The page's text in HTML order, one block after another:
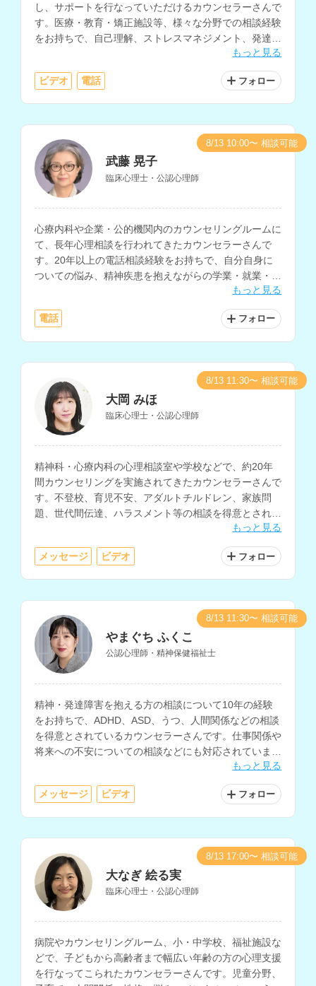
し、サポートを行なっていただけるカウンセラーさんで
す。医療・教育・矯正施設等、様々な分野での相談経験
をお持ちで、自己理解、ストレスマネジメント、発達障
害、アダルトチルドレンなどの相談を得意とされていま
もっと見る
ビデオ 電話 フォロー
武藤 晃子
臨床心理士・公認心理師
心療内科や企業・公的機関内のカウンセリングルームに
て、長年心理相談を行われてきたカウンセラーさんで
す。20年以上の電話相談経験をお持ちで、自分自身に
ついての悩み、精神疾患を抱えながらの学業・就業・就
もっと見る
電話 フォロー
8/13 10:00〜 相談可能
大岡 みほ
臨床心理士・公認心理師
精神科・心療内科の心理相談室や学校などで、約20年
間カウンセリングを実施されてきたカウンセラーさんで
す。不登校、育児不安、アダルトチルドレン、家族問
題、世代間伝達、ハラスメント等の相談を得意とされて
もっと見る
メッセージ ビデオ フォロー
8/13 11:30〜 相談可能
やまぐち ふくこ
公認心理師・精神保健福祉士
精神・発達障害を抱える方の相談について10年の経験
をお持ちで、ADHD、ASD、うつ、人間関係などの相談
を得意とされているカウンセラーさんです。仕事関係や
将来への不安についての相談などにも対応されていま
もっと見る
メッセージ ビデオ フォロー
8/13 11:30〜 相談可能
大なぎ 絵る実
臨床心理士・公認心理師
病院やカウンセリングルーム、小・中学校、福祉施設な
どで、子どもから高齢者まで幅広い年齢の方の心理支援
を行なってこられたカウンセラーさんです。児童分野、
8/13 17:00〜 相談可能